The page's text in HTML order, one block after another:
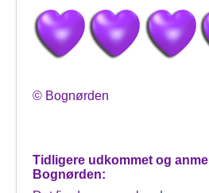
© Bognørden
Tidligere udkommet og
Bognørden: